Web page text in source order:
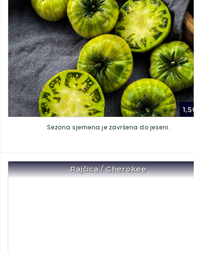
1,50
Sezona sjemena je završena do jeseni.
Rajčica / Cherokee